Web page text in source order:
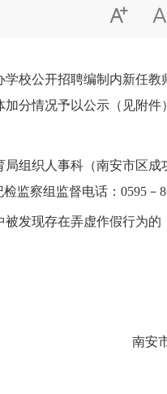
 
公开招聘编制内新任教
分情况予以公示（见附件
织人事科（南安市区成
监察组监督电话：0595－
现存在弄虚作假行为的
南安